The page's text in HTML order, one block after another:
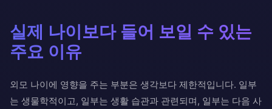
실제 나이보다 들어 보일 수 있는
주요 이유
외모 나이에 영향을 주는 부분은 생각보다 제한적입니다. 일부
는 생물학적이고, 일부는 생활 습관과 관련되며, 일부는 다음 사